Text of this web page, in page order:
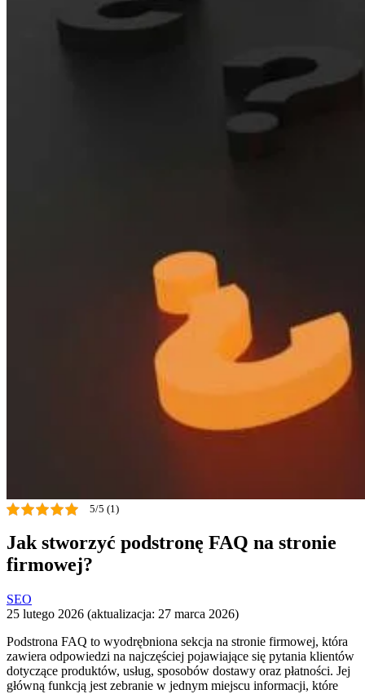
5/5 (1)
Jak stworzyć podstronę FAQ na stronie
firmowej?
SEO
25 lutego 2026 (aktualizacja: 27 marca 2026)
Podstrona FAQ to wyodrębniona sekcja na stronie firmowej, która
zawiera odpowiedzi na najczęściej pojawiające się pytania klientów
dotyczące produktów, usług, sposobów dostawy oraz płatności. Jej
główną funkcją jest zebranie w jednym miejscu informacji, które